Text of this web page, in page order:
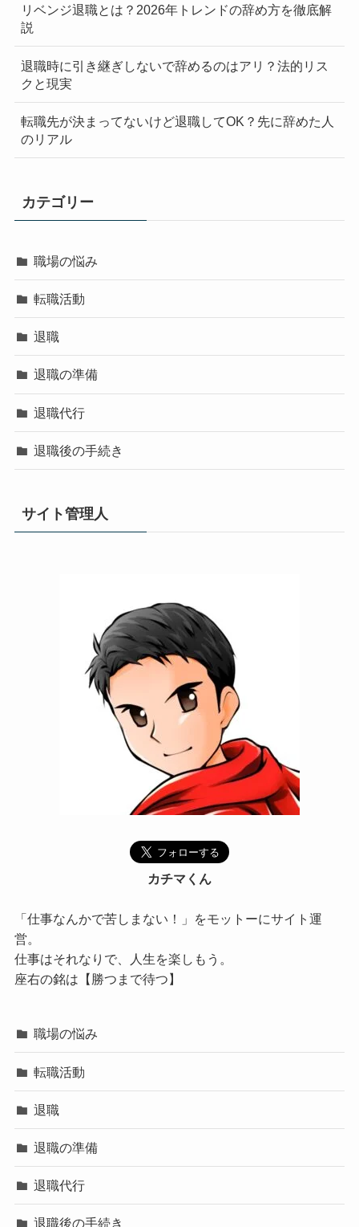
リベンジ退職とは？2026年トレンドの辞め方を徹底解
説
退職時に引き継ぎしないで辞めるのはアリ？法的リス
クと現実
転職先が決まってないけど退職してOK？先に辞めた人
のリアル
カテゴリー
職場の悩み
転職活動
退職
退職の準備
退職代行
退職後の手続き
サイト管理人
カチマくん
「仕事なんかで苦しまない！」をモットーにサイト運
営。
仕事はそれなりで、人生を楽しもう。
座右の銘は【勝つまで待つ】
職場の悩み
転職活動
退職
退職の準備
退職代行
退職後の手続き